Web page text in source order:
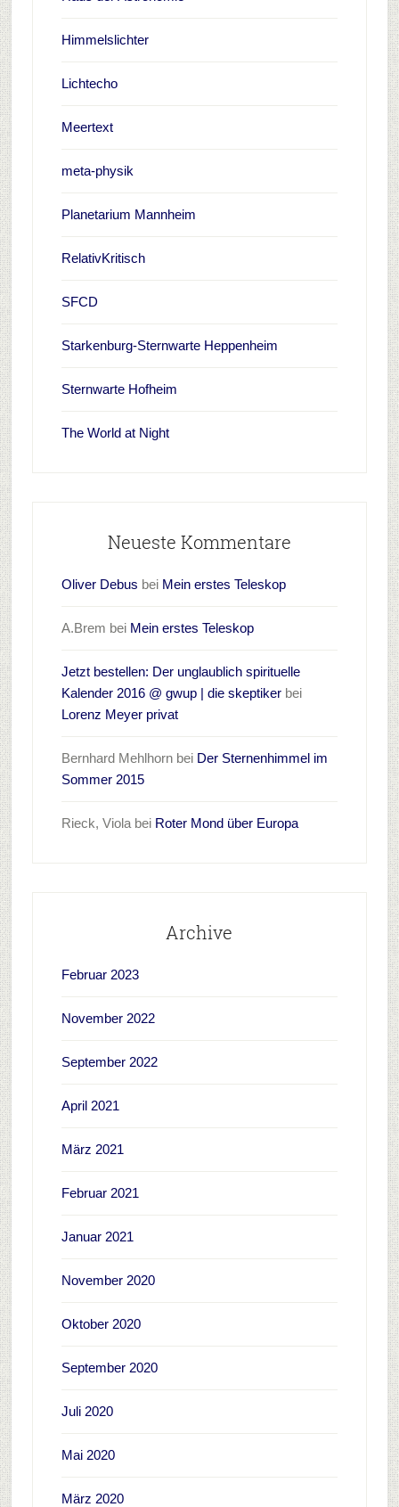
Himmelslichter
Lichtecho
Meertext
meta-physik
Planetarium Mannheim
RelativKritisch
SFCD
Starkenburg-Sternwarte Heppenheim
Sternwarte Hofheim
The World at Night
Neueste Kommentare
Oliver Debus bei Mein erstes Teleskop
A.Brem bei Mein erstes Teleskop
Jetzt bestellen: Der unglaublich spirituelle
Kalender 2016 @ gwup | die skeptikerbei
Lorenz Meyer privat
Bernhard Mehlhornbei Der Sternenhimmel im
Sommer 2015
Rieck, Violabei Roter Mond über Europa
Archive
Februar 2023
November 2022
September 2022
April 2021
März 2021
Februar 2021
Januar 2021
November 2020
Oktober 2020
September 2020
Juli 2020
Mai 2020
März 2020